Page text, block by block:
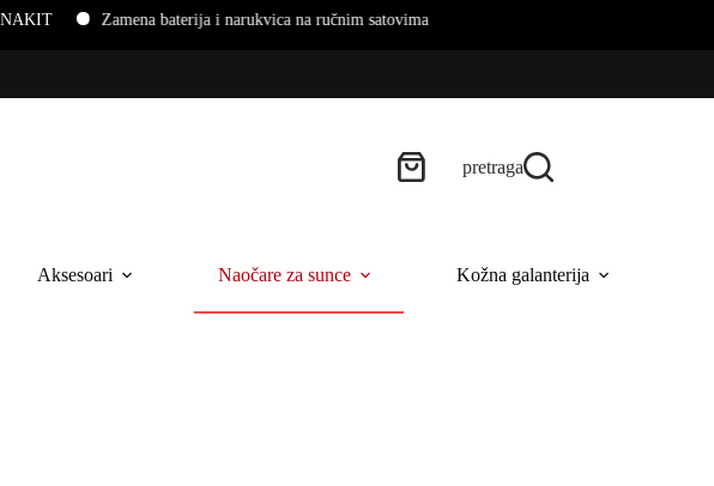
Zamena baterija i narukvica na ručnim satovima
pretraga
Aksesoari Naočare za sunce Kožna galanterija